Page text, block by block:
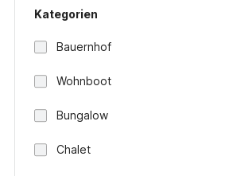
Kategorien
Bauernhof
Wohnboot
Bungalow
Chalet